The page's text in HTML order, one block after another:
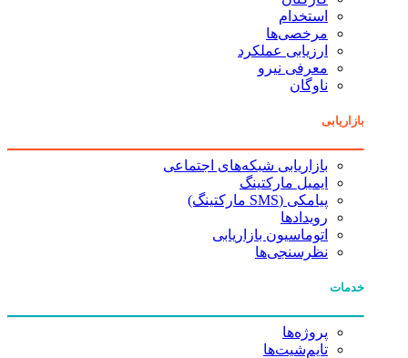
استخدام
مرخصی‌ها
ارزیابی عملکرد
معرفی نیرو
ناوگان
بازاریابی
بازاریابی شبکه‌های اجتماعی
ایمیل مارکتینگ
پیامکی (SMS مارکتینگ)
رویدادها
اتوماسیون بازاریابی
نظرسنجی‌ها
خدمات
پروژه‌ها
تایم‌شیت‌ها